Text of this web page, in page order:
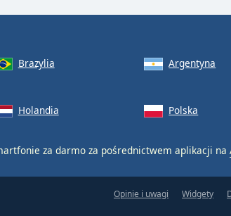
Brazylia Argentyna
Holandia Polska
za darmo za pośrednictwem aplikacji na
Opinie i uwagi Widgety